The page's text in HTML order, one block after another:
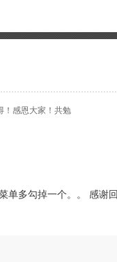
！感恩大家！共勉
单多勾掉一个。。 感谢